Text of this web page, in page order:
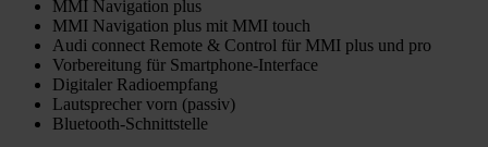
MMI Navigation plus
MMI Navigation plus mit MMI touch
Audi connect Remote & Control für MMI plus und pro
Vorbereitung für Smartphone-Interface
Digitaler Radioempfang
Lautsprecher vorn (passiv)
Bluetooth-Schnittstelle